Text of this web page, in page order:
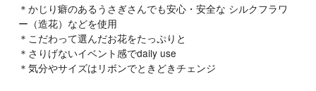
＊かじり癖のあるうさぎさんでも安心・安全な シルクフラワ
ー（造花）などを使用
＊こだわって選んだお花をたっぷりと
＊さりげないイベント感でdaily use
＊気分やサイズはリボンでときどきチェンジ